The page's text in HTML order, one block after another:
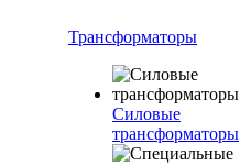
Трансформаторы
Силовые
трансформаторы